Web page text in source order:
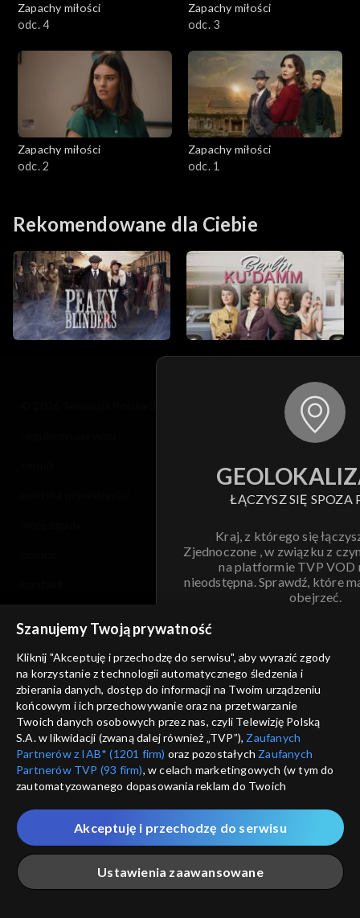
Zapachy miłości
odc. 4
Zapachy miłości
odc. 3
Zapachy miłości
odc. 2
Zapachy miłości
odc. 1
Rekomendowane dla Ciebie
ŁĄCZYSZ SIĘ SPOZA
Kraj, z którego się
Zjednoczone , w związku z
na platformie TVP VOD
nieodstępna. Sprawdź, które
obejrzeć.
ANULUJ
informacje o dostawcy usług
Szanujemy Twoją prywatność
Kliknij "Akceptuję i przechodzę do serwisu", aby wyrazić zgody
na korzystanie z technologii automatycznego śledzenia i
zbierania danych, dostęp do informacji na Twoim urządzeniu
końcowym i ich przechowywanie oraz na przetwarzanie
Twoich danych osobowych przez nas, czyli Telewizję Polską
S.A. w likwidacji (zwaną dalej również „TVP”), Zaufanych
Partnerów z IAB* (1201 firm) oraz pozostałych Zaufanych
Partnerów TVP (93 firm), w celach marketingowych (w tym do
zautomatyzowanego dopasowania reklam do Twoich
które wskazujemy poniżej, a także zgody na udostępnianie
przez nas identyfikatora PPID do Google.
Twoje dane osobowe zbierane podczas odwiedzania przez
Ciebie naszych
poszczególnych serwisówzwanych dalej
„Portalem”, w tym informacje zapisywane za pomocą
Ustawienia zaawansowane
Akceptuję i przechodzę do serwisu